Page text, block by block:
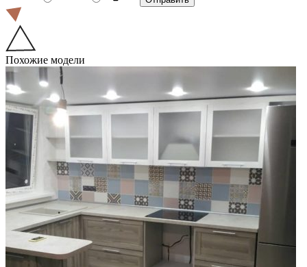
Похожие модели